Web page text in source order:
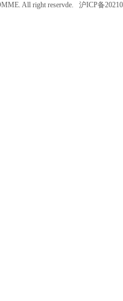
All right reservde. 沪ICP备